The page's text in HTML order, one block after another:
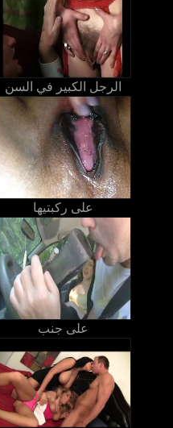
الرجل الكبير في السن
على ركبتيها
على جنب